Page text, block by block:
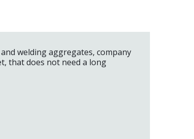
welding aggregates, company
that does not need a long